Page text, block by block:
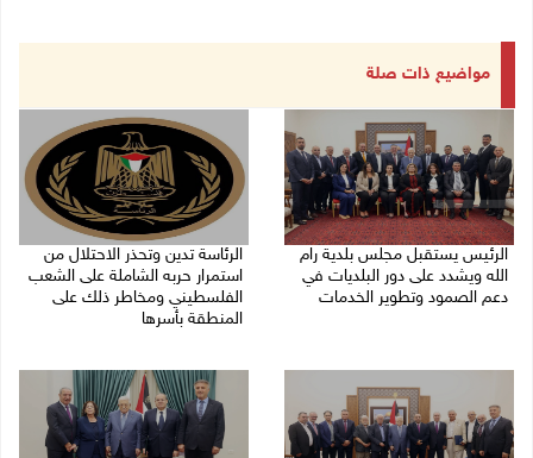
مواضيع ذات صلة
الرئيس يستقبل مجلس بلدية رام
الله ويشدد على دور البلديات في
دعم الصمود وتطوير الخدمات
الرئاسة تدين وتحذر الاحتلال من
استمرار حربه الشاملة على الشعب
الفلسطيني ومخاطر ذلك على
المنطقة بأسرها